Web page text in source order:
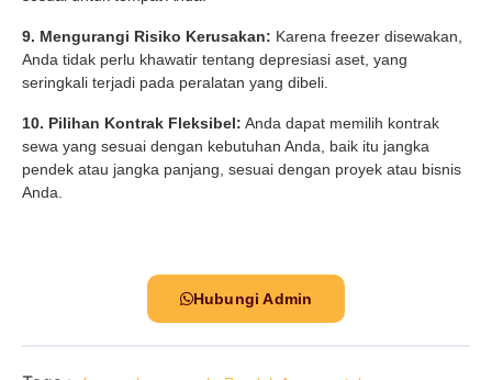
9. Mengurangi Risiko Kerusakan: Karena freezer disewakan,
Anda tidak perlu khawatir tentang depresiasi aset, yang
seringkali terjadi pada peralatan yang dibeli.
10. Pilihan Kontrak Fleksibel: Anda dapat memilih kontrak
sewa yang sesuai dengan kebutuhan Anda, baik itu jangka
pendek atau jangka panjang, sesuai dengan proyek atau bisnis
Anda.
Hubungi Admin